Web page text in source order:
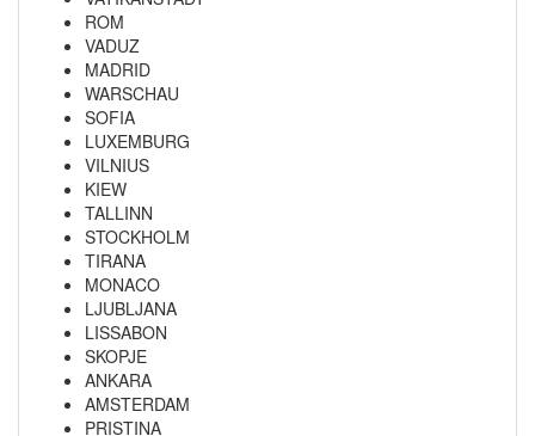
ROM
VADUZ
MADRID
WARSCHAU
SOFIA
LUXEMBURG
VILNIUS
KIEW
TALLINN
STOCKHOLM
TIRANA
MONACO
LJUBLJANA
LISSABON
SKOPJE
ANKARA
AMSTERDAM
PRISTINA